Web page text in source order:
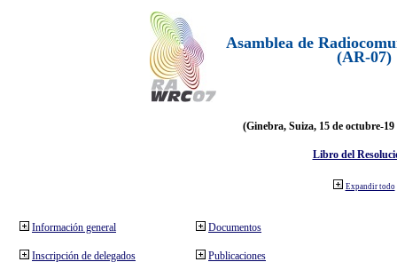
Asamblea de
(AR-07)
(Ginebra, Suiza, 15 de octubre-19
Libro del
Expandir todo
Información general
Inscripción de delegados
Documentos
Publicaciones